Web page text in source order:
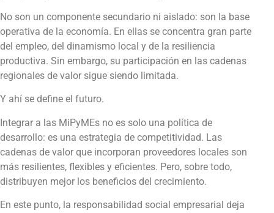
No son un componente secundario ni aislado: son la base
operativa de la economía. En ellas se concentra gran parte
del empleo, del dinamismo local y de la resiliencia
productiva. Sin embargo, su participación en las cadenas
regionales de valor sigue siendo limitada.
Y ahí se define el futuro.
Integrar a las MiPyMEs no es solo una política de
desarrollo: es una estrategia de competitividad. Las
cadenas de valor que incorporan proveedores locales son
más resilientes, flexibles y eficientes. Pero, sobre todo,
distribuyen mejor los beneficios del crecimiento.
En este punto, la responsabilidad social empresarial deja